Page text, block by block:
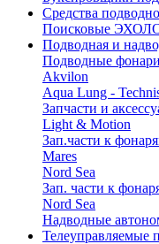
Средства
Поисковые
Подводная и
Подводные
Akvilon
Aqua Lung -
Запчасти и
Light & Motion
Зап.части к
Mares
Nord Sea
Зап. части к
Nord Sea
Надводные